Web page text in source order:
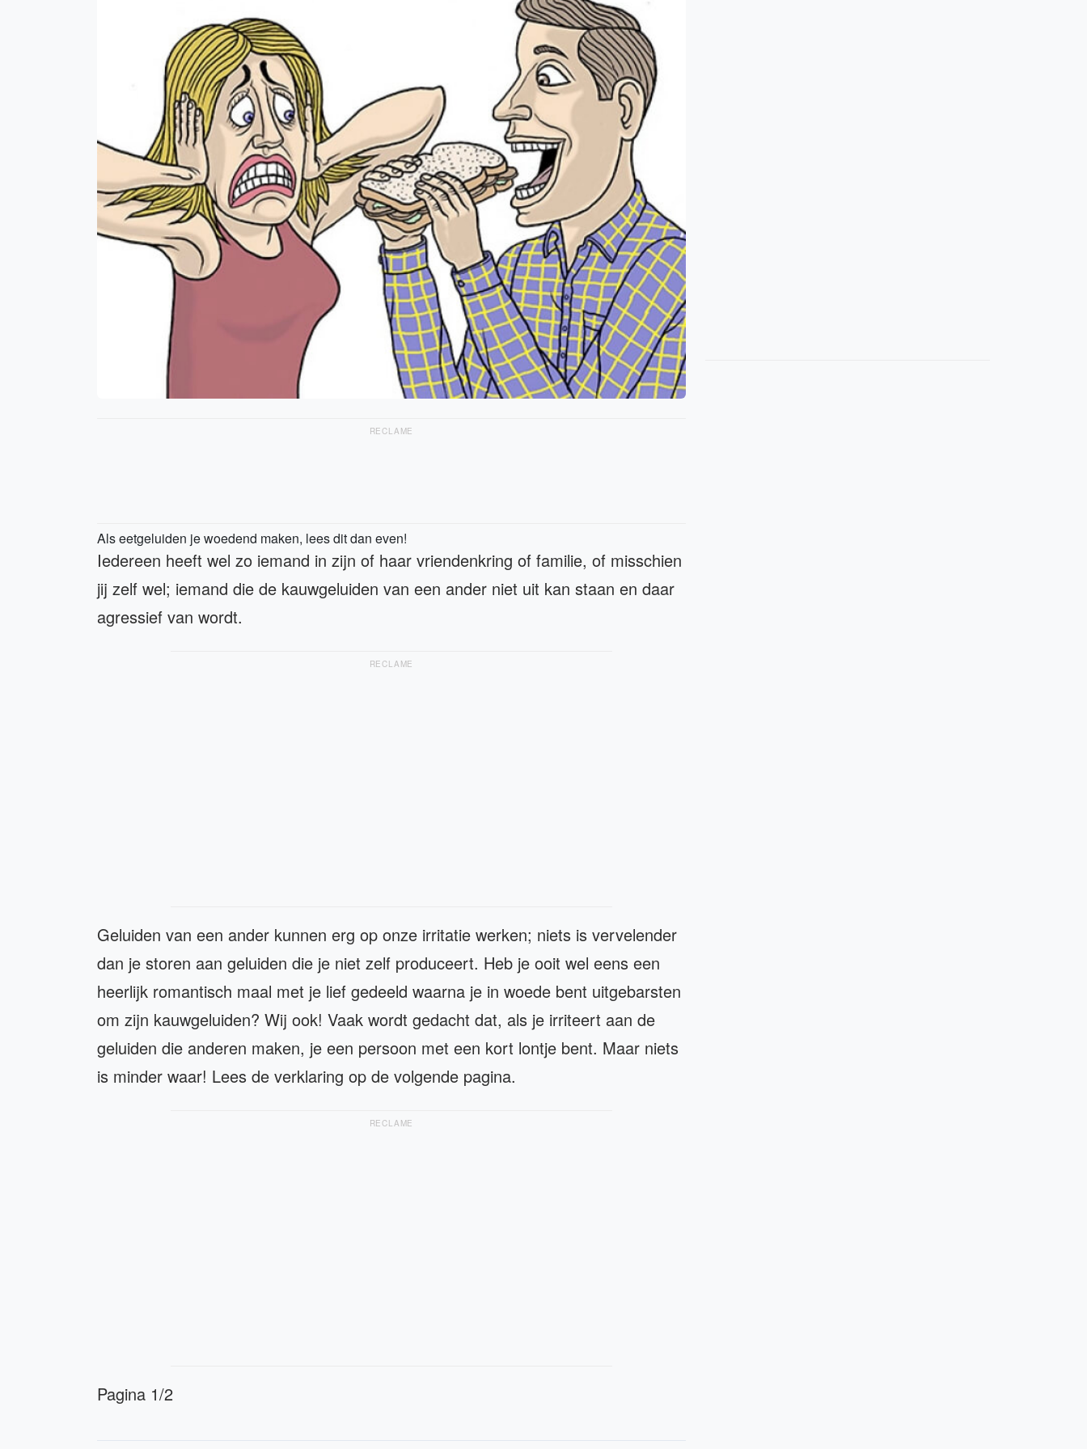
RECLAME
Als eetgeluiden je woedend maken, lees dit dan even!
Iedereen heeft wel zo iemand in zijn of haar vriendenkring of familie, of misschien
jij zelf wel; iemand die de kauwgeluiden van een ander niet uit kan staan en daar
agressief van wordt.
RECLAME
Geluiden van een ander kunnen erg op onze irritatie werken; niets is vervelender
dan je storen aan geluiden die je niet zelf produceert. Heb je ooit wel eens een
heerlijk romantisch maal met je lief gedeeld waarna je in woede bent uitgebarsten
om zijn kauwgeluiden? Wij ook! Vaak wordt gedacht dat, als je irriteert aan de
geluiden die anderen maken, je een persoon met een kort lontje bent. Maar niets
is minder waar! Lees de verklaring op de volgende pagina.
RECLAME
Pagina 1/2